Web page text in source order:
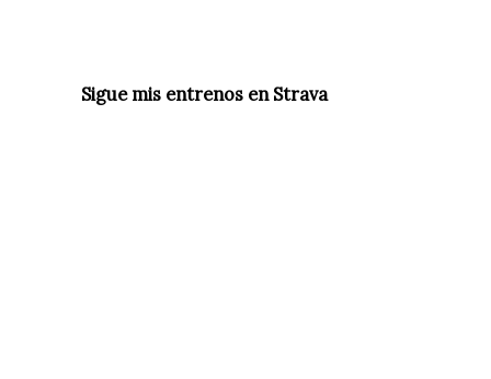
Sigue mis entrenos en Strava